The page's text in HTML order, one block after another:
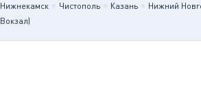
Нижнекамск
Чистополь Казань Нижний
Вокзал)